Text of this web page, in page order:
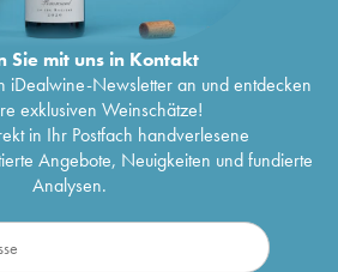
Sie mit uns in Kontakt
iDealwine-Newsletter an und entdecken
exklusiven Weinschätze!
in Ihr Postfach handverlesene
Angebote, Neuigkeiten und fundierte
Analysen.